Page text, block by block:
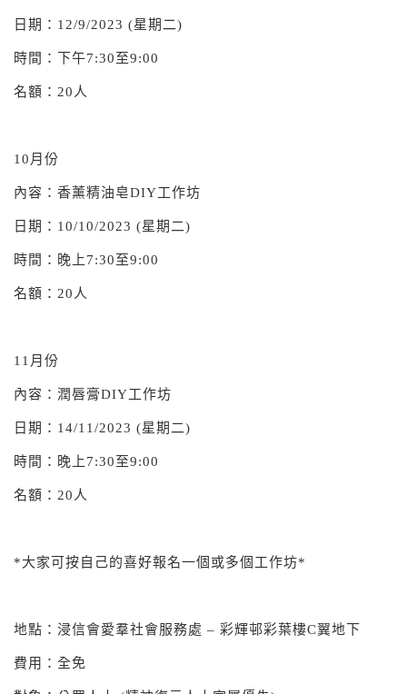
日期：12/9/2023 (星期二)
時間：下午7:30至9:00
名額：20人
10月份
內容：香薰精油皂DIY工作坊
日期：10/10/2023 (星期二)
時間：晚上7:30至9:00
名額：20人
11月份
內容：潤唇膏DIY工作坊
日期：14/11/2023 (星期二)
時間：晚上7:30至9:00
名額：20人
*大家可按自己的喜好報名一個或多個工作坊*
地點：浸信會愛羣社會服務處 – 彩輝邨彩葉樓C翼地下
費用：全免